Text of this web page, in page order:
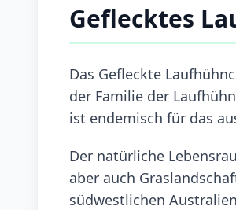
Geflecktes
Das Gefleckte
der Familie der
ist endemisch für das
Der natürliche
aber auch
südwestlichen